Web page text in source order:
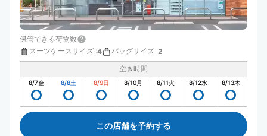
保管できる荷物数
スーツケースサイズ :4 バッグサイズ :2
空き時間
8/7金 8/8土 8/9日 8/10月 8/11火 8/12水 8/13木
この店舗を予約する